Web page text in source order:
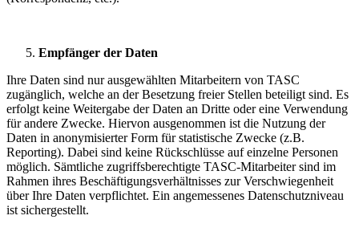
Empfänger der Daten
Ihre Daten sind nur ausgewählten Mitarbeitern von TASC
zugänglich, welche an der Besetzung freier Stellen beteiligt sind. Es
erfolgt keine Weitergabe der Daten an Dritte oder eine Verwendung
für andere Zwecke. Hiervon ausgenommen ist die Nutzung der
Daten in anonymisierter Form für statistische Zwecke (z.B.
Reporting). Dabei sind keine Rückschlüsse auf einzelne Personen
möglich. Sämtliche zugriffsberechtigte TASC-Mitarbeiter sind im
Rahmen ihres Beschäftigungsverhältnisses zur Verschwiegenheit
über Ihre Daten verpflichtet. Ein angemessenes Datenschutzniveau
ist sichergestellt.